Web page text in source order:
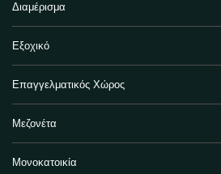
Διαμέρισμα
Εξοχικό
Επαγγελματικός Χώρος
Μεζονέτα
Μονοκατοικία